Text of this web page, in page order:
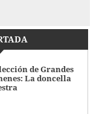
de Grandes
La doncella